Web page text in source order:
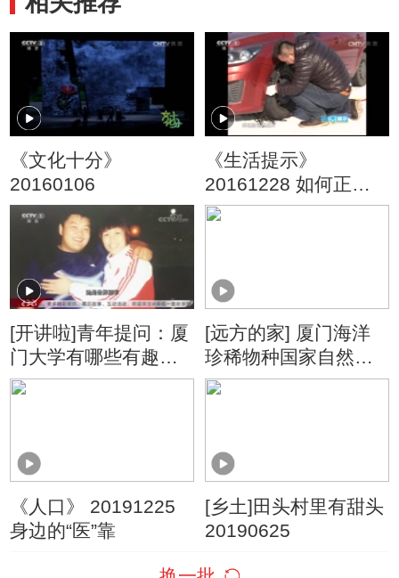
《文化十分》
20160106
《生活提示》
20161228 如何正确
使用防滑链
[开讲啦]青年提问：厦
门大学有哪些有趣的
选修课？
[远方的家] 厦门海洋
珍稀物种国家自然保
护区 厦门：寻踪中华
《人口》 20191225
身边的“医”靠
[乡土]田头村里有甜头
20190625